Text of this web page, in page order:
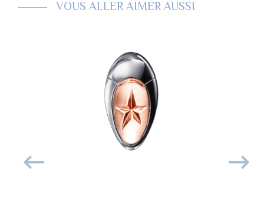
VOUS ALLER AIMER AUSSI